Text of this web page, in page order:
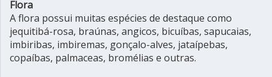
Flora
A flora possui muitas espécies de destaque como
jequitibá-rosa, braúnas, angicos, bicuíbas, sapucaias,
imbiribas, imbiremas, gonçalo-alves, jataípebas,
copaíbas, palmaceas, bromélias e outras.